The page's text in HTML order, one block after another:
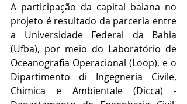
A participação da capital baiana no
projeto é resultado da parceria entre
a Universidade Federal da Bahia
(Ufba), por meio do Laboratório de
Oceanografia Operacional (Loop), e o
Dipartimento di Ingegneria Civile,
Chimica e Ambientale (Dicca) -